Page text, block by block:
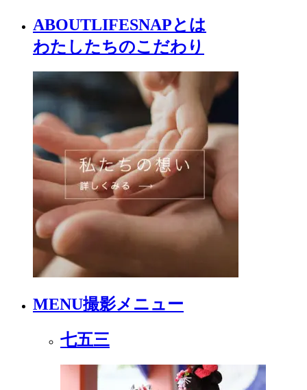
ABOUTLIFESNAPとは
わたしたちのこだわり
MENU撮影メニュー
七五三